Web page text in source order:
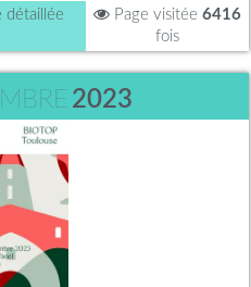
détaillée Page visitée 6416
fois
2023